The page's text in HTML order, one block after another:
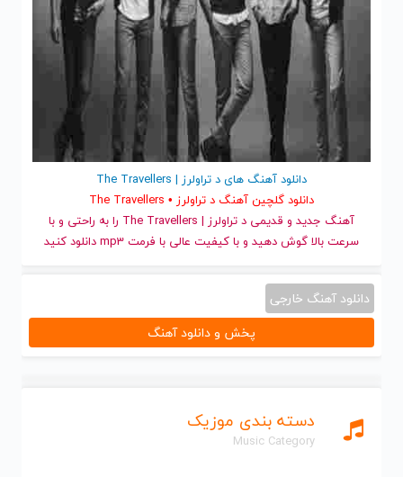
دسته بندی موزیک
Music Category
دانلود آهنگ های د تراولرز | The Travellers
دانلود گلچین آهنگ د تراولرز • The Travellers
آهنگ جدید
و قدیمی د تراولرز | The Travellers را به راحتی و با
سرعت بالا گوش دهید و با کیفیت عالی با فرمت mp3 دانلود کنید
دانلود آهنگ خارجی
پخش و دانلود آهنگ